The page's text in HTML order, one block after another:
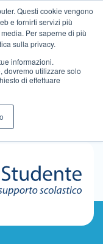
Questi cookie vengono
e fornirti servizi più
Per saperne di più
sulla privacy.
informazioni.
dovremo utilizzare solo
di effettuare